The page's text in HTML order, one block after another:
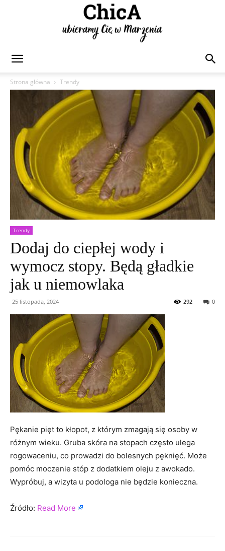
Strona główna
Trendy
Trendy
Dodaj do ciepłej wody i
wymocz stopy. Będą gładkie
jak u niemowlaka
25 listopada, 2024 0
292
Pękanie pięt to kłopot, z którym zmagają się osoby w
różnym wieku. Gruba skóra na stopach często ulega
rogowaceniu, co prowadzi do bolesnych pęknięć. Może
pomóc moczenie stóp z dodatkiem oleju z awokado.
Wypróbuj, a wizyta u podologa nie będzie konieczna.
Źródło: Read More